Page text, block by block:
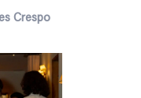
Crespo